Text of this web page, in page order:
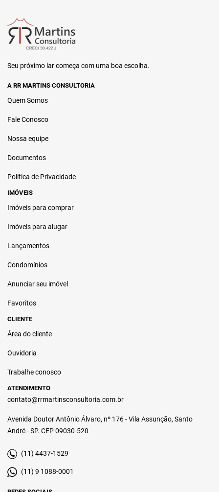
Seu próximo lar começa com uma boa escolha.
A RR MARTINS CONSULTORIA
Quem Somos
Fale Conosco
Nossa equipe
Documentos
Política de Privacidade
IMÓVEIS
Imóveis para comprar
Imóveis para alugar
Lançamentos
Condomínios
Anunciar seu imóvel
Favoritos
CLIENTE
Área do cliente
Ouvidoria
Trabalhe conosco
ATENDIMENTO
contato@rrmartinsconsultoria.com.br
Avenida Doutor Antônio Álvaro, nº 176 - Vila Assunção, Santo
André - SP. CEP 09030-520
(11) 4437-1529
(11) 9 1088-0001